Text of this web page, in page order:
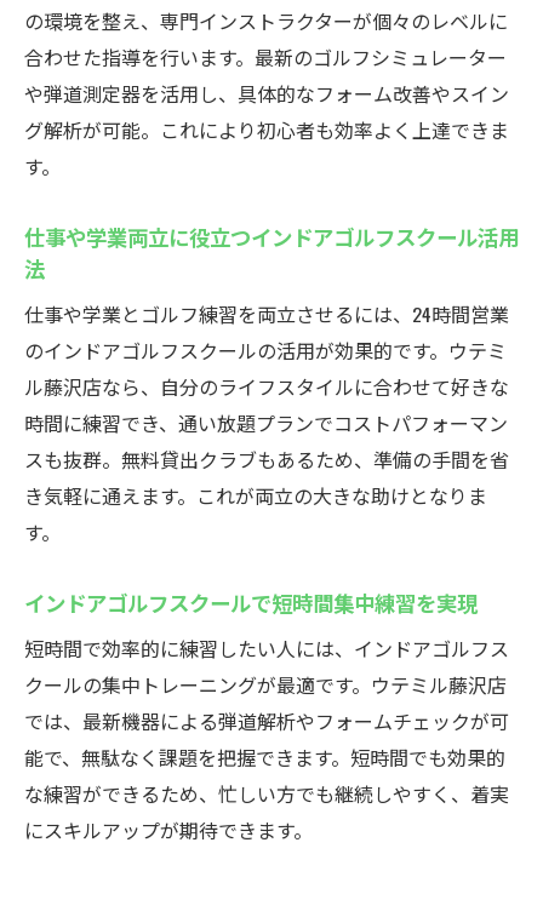
の環境を整え、専門インストラクターが個々のレベルに
合わせた指導を行います。最新のゴルフシミュレーター
や弾道測定器を活用し、具体的なフォーム改善やスイン
グ解析が可能。これにより初心者も効率よく上達できま
す。
仕事や学業両立に役立つインドアゴルフスクール活用
法
仕事や学業とゴルフ練習を両立させるには、24時間営業
のインドアゴルフスクールの活用が効果的です。ウテミ
ル藤沢店なら、自分のライフスタイルに合わせて好きな
時間に練習でき、通い放題プランでコストパフォーマン
スも抜群。無料貸出クラブもあるため、準備の手間を省
き気軽に通えます。これが両立の大きな助けとなりま
す。
インドアゴルフスクールで短時間集中練習を実現
短時間で効率的に練習したい人には、インドアゴルフス
クールの集中トレーニングが最適です。ウテミル藤沢店
では、最新機器による弾道解析やフォームチェックが可
能で、無駄なく課題を把握できます。短時間でも効果的
な練習ができるため、忙しい方でも継続しやすく、着実
にスキルアップが期待できます。